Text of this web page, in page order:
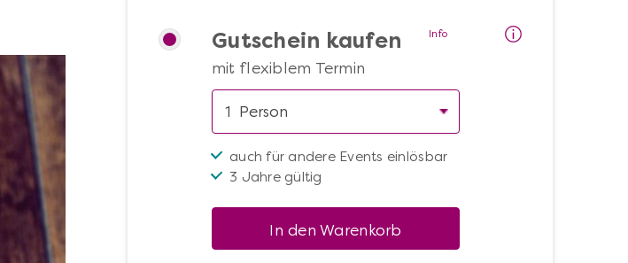
Gutschein kaufen
mit flexiblem Termin
auch für andere Events einlösbar
3 Jahre gültig
In den Warenkorb
Info